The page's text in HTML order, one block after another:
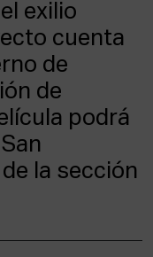
exilio
cuenta
de
de
podrá
la sección